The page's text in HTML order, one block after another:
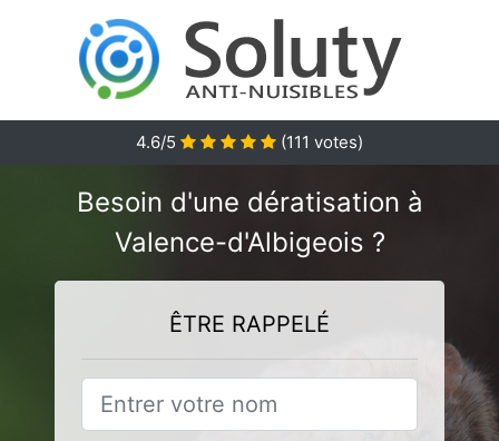
4.6/5 (111 votes)
Besoin d'une dératisation à
Valence-d'Albigeois ?
ÊTRE RAPPELÉ